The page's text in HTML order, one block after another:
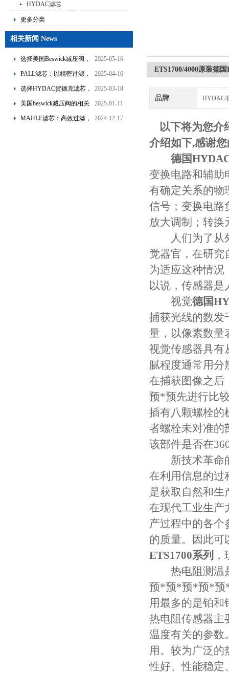
HYDAC滤芯
更多分类
相关新闻 News
选择美国Beswick减压阀，
提升流体系统效率
2025-05-16
PALL滤芯：以精密过滤，
为工业流体筑起“隐形安全
2025-04-16
选择HYDAC贺德克滤芯，
享受精准过滤与稳定性能
2025-03-18
美国beswick减压阀的相关
知识
2025-01-11
MAHLE滤芯：高效过滤，
2024-12-17
ETS1700/4000原装德
品牌 HYDAC/
以下将为您介
介绍如下,感谢
德国
变换电路和辅助
有确定关系的物
信号；变换电
放大调制；转换
人们为了从外
觉器官，在研究
为适应这种情况
以说，传感器
视觉德国
捕获光线的数发
量，以像素数量
视觉传感器具有
腻程度通常用分
在捕获图像之
预*预先进行比
插有八颗螺栓的
者螺栓未对准的
该部件是否在
新技术革命的
在利用信息的过
是获取自然和生
在现代工业生产
产过程中的各
的质量。因此可
ETS1700系列
热电阻测温是
预*预*预*预*预
用最多的是铂
热电阻传感器主
温度有关的参数
用。较为广泛
性好、性能稳定